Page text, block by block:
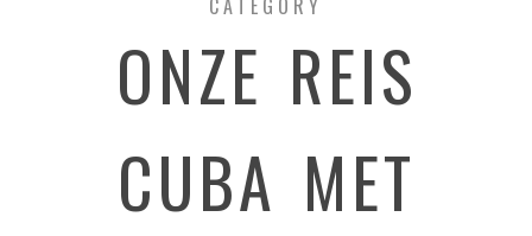
ONZE REIS
CUBA MET